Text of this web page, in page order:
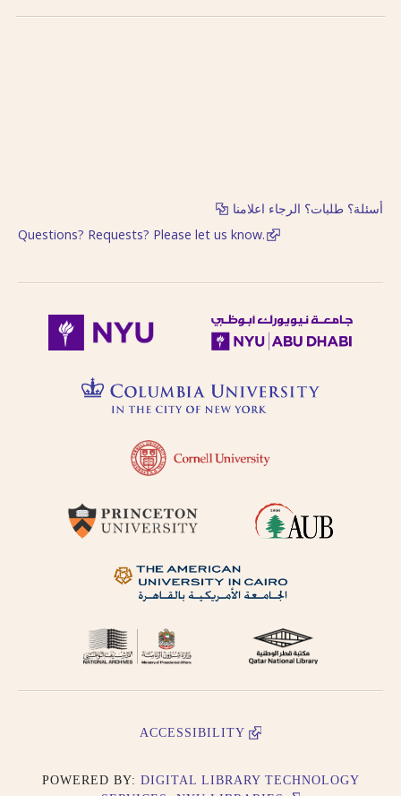
أسئلة؟ طلبات؟ الرجاء اعلامنا
Questions? Requests? Please let us know.
ACCESSIBILITY
POWERED BY: DIGITAL LIBRARY TECHNOLOGY